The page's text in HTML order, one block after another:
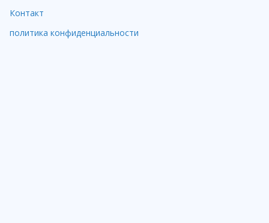
Контакт
политика конфиденциальности